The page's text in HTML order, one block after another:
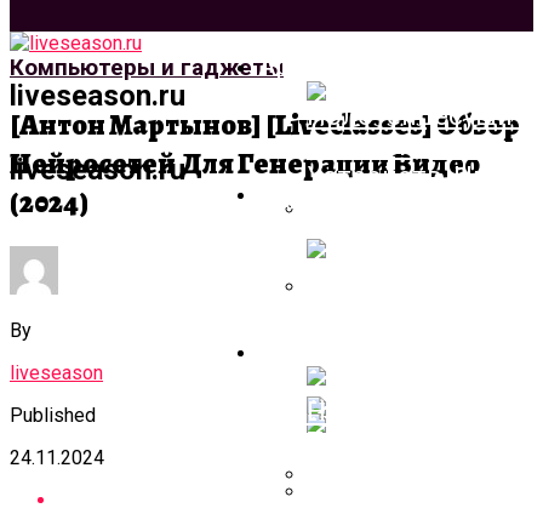
liveseason.ru
liveseason.ru
Архитектура И
Ремонт
Террасы + Фото
Компьютеры и гаджеты
[Антон Мартынов] [liveclasses] Обзор
Нейросетей Для Генерации Видео
(2024)
By
liveseason
Published
24.11.2024